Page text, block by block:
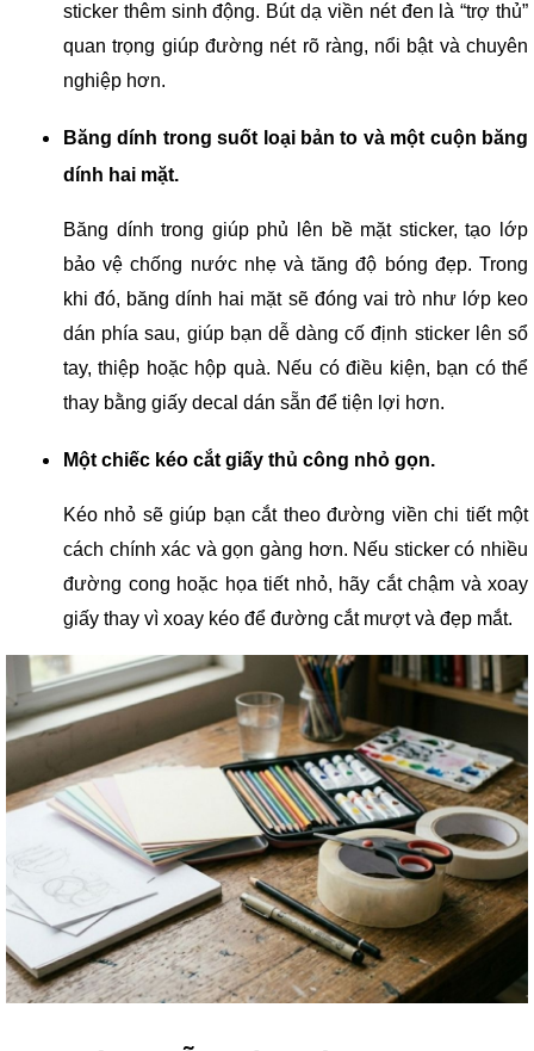
sticker thêm sinh động. Bút dạ viền nét đen là “trợ thủ”
quan trọng giúp đường nét rõ ràng, nổi bật và chuyên
nghiệp hơn.
Băng dính trong suốt loại bản to và một cuộn băng
dính hai mặt.
Băng dính trong giúp phủ lên bề mặt sticker, tạo lớp
bảo vệ chống nước nhẹ và tăng độ bóng đẹp. Trong
khi đó, băng dính hai mặt sẽ đóng vai trò như lớp keo
dán phía sau, giúp bạn dễ dàng cố định sticker lên sổ
tay, thiệp hoặc hộp quà. Nếu có điều kiện, bạn có thể
thay bằng giấy decal dán sẵn để tiện lợi hơn.
Một chiếc kéo cắt giấy thủ công nhỏ gọn.
Kéo nhỏ sẽ giúp bạn cắt theo đường viền chi tiết một
cách chính xác và gọn gàng hơn. Nếu sticker có nhiều
đường cong hoặc họa tiết nhỏ, hãy cắt chậm và xoay
giấy thay vì xoay kéo để đường cắt mượt và đẹp mắt.